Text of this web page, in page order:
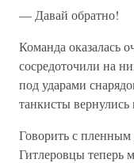
— Давай обратно!
Команда оказалась
сосредоточили на
под ударами
танкисты вернулись
Говорить с
Гитлеровцы теперь